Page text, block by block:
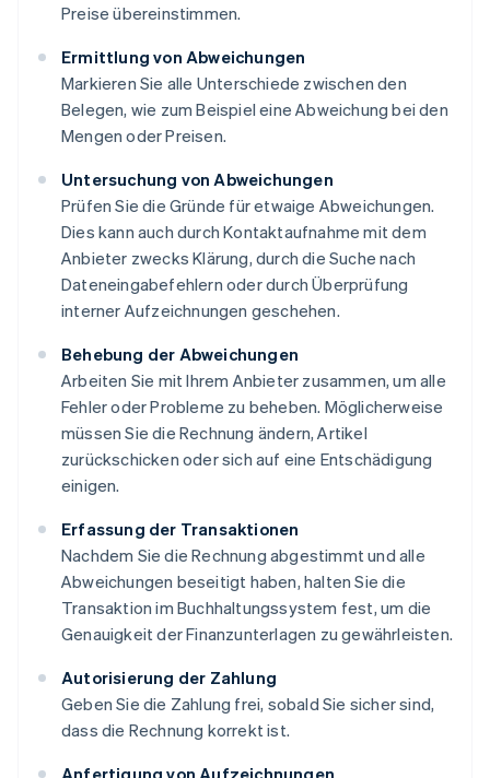
Preise übereinstimmen.
Ermittlung von Abweichungen
Markieren Sie alle Unterschiede zwischen den
Belegen, wie zum Beispiel eine Abweichung bei den
Mengen oder Preisen.
Untersuchung von Abweichungen
Prüfen Sie die Gründe für etwaige Abweichungen.
Dies kann auch durch Kontaktaufnahme mit dem
Anbieter zwecks Klärung, durch die Suche nach
Dateneingabefehlern oder durch Überprüfung
interner Aufzeichnungen geschehen.
Behebung der Abweichungen
Arbeiten Sie mit Ihrem Anbieter zusammen, um alle
Fehler oder Probleme zu beheben. Möglicherweise
müssen Sie die Rechnung ändern, Artikel
zurückschicken oder sich auf eine Entschädigung
einigen.
Erfassung der Transaktionen
Nachdem Sie die Rechnung abgestimmt und alle
Abweichungen beseitigt haben, halten Sie die
Transaktion im Buchhaltungssystem fest, um die
Genauigkeit der Finanzunterlagen zu gewährleisten.
Autorisierung der Zahlung
Geben Sie die Zahlung frei, sobald Sie sicher sind,
dass die Rechnung korrekt ist.